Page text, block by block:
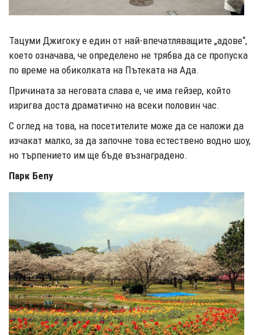
Тацуми Джигоку е един от най-впечатляващите „адове“,
което означава, че определено не трябва да се пропуска
по време на обиколката на Пътеката на Ада.
Причината за неговата слава е, че има гейзер, който
изригва доста драматично на всеки половин час.
С оглед на това, на посетителите може да се наложи да
изчакат малко, за да започне това естествено водно шоу,
но търпението им ще бъде възнаградено.
Парк Бепу